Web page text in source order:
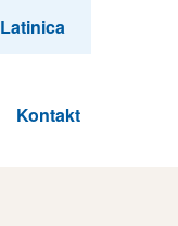
Latinica
Kontakt